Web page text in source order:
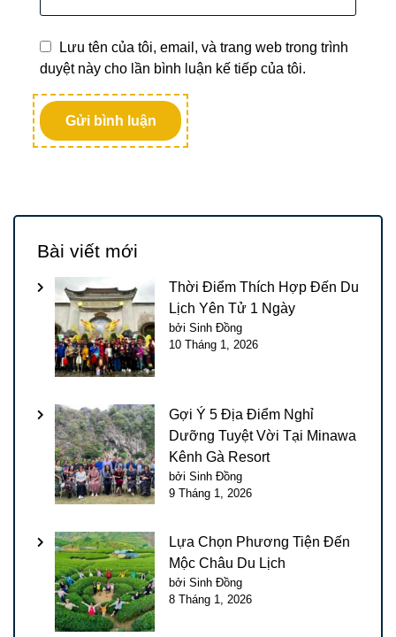
Lưu tên của tôi, email, và trang web trong trình
duyệt này cho lần bình luận kế tiếp của tôi.
Bài viết mới
Thời Điểm Thích Hợp Đến Du
Lịch Yên Tử 1 Ngày
bởi Sinh Đồng
10 Tháng 1, 2026
Gợi Ý 5 Địa Điểm Nghỉ
Dưỡng Tuyệt Vời Tại Minawa
Kênh Gà Resort
bởi Sinh Đồng
9 Tháng 1, 2026
Lựa Chọn Phương Tiện Đến
Mộc Châu Du Lịch
bởi Sinh Đồng
8 Tháng 1, 2026